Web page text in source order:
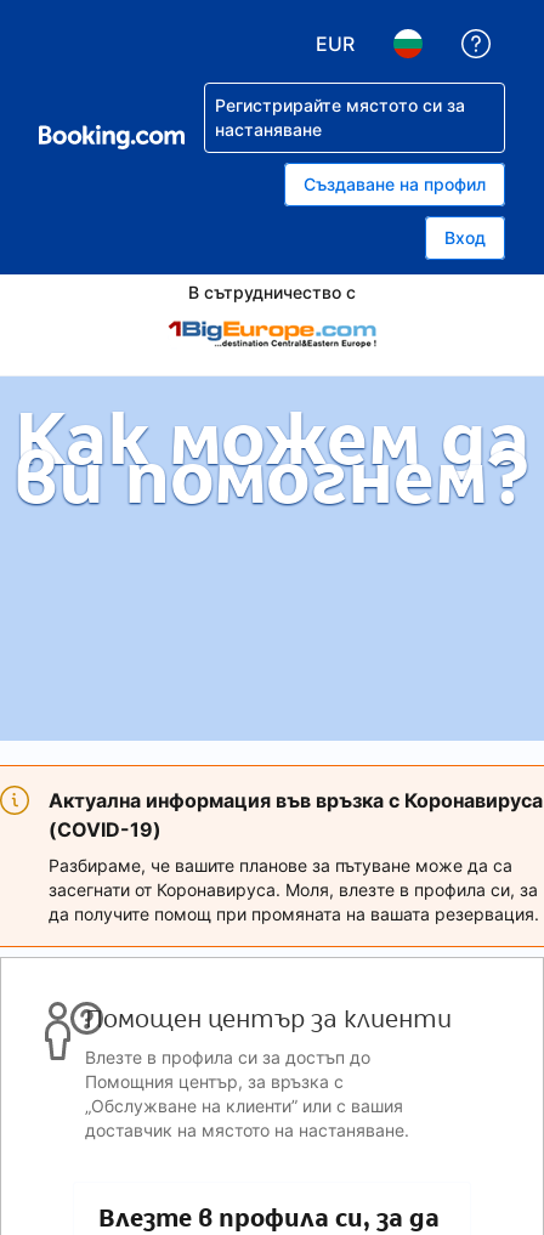
EUR
Регистрирайте мястото си за
настаняване
Създаване на профил
Вход
В сътрудничество с
Как можем да
ви помогнем?
Актуална информация във връзка с Коронавируса
(COVID-19)
Разбираме, че вашите планове за пътуване може да са
засегнати от Коронавируса. Моля, влезте в профила си, за
да получите помощ при промяната на вашата резервация.
Помощен център за клиенти
Влезте в профила си за достъп до
Помощния център, за връзка с
„Обслужване на клиенти” или с вашия
доставчик на мястото на настаняване.
Влезте в профила си, за да